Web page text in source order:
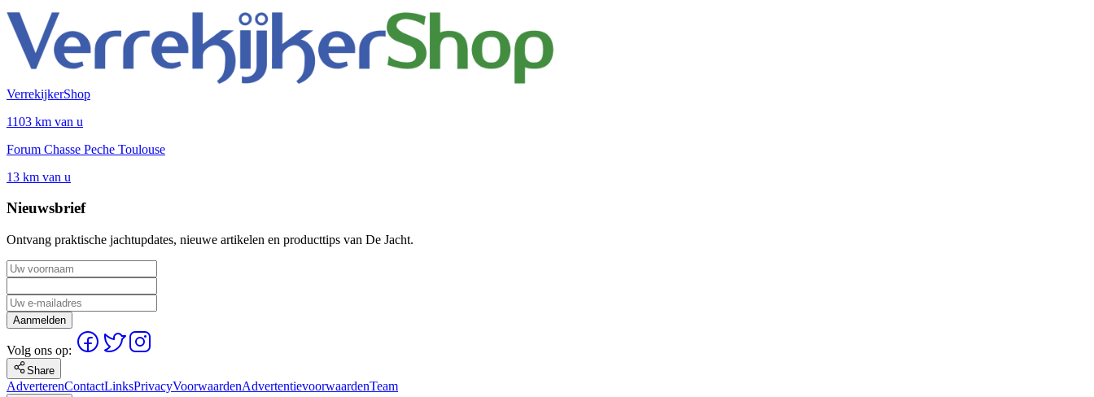
VerrekijkerShop
1103 km van u
Forum Chasse Peche Toulouse
13 km van u
Nieuwsbrief
Ontvang praktische jachtupdates, nieuwe artikelen en producttips van De Jacht.
Aanmelden
Volg ons op:
Share
AdverterenContactLinksPrivacyVoorwaardenAdvertentievoorwaardenTeam